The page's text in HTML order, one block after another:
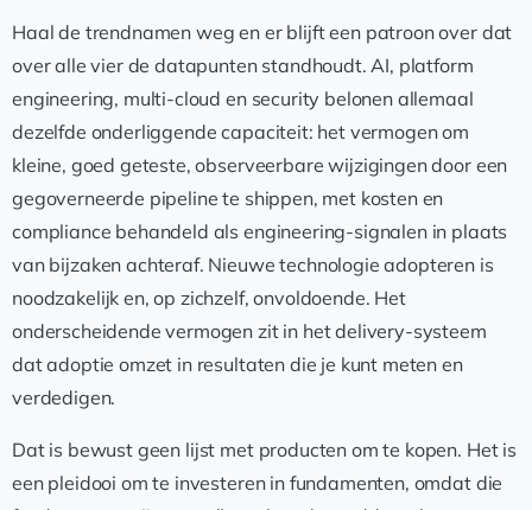
Haal de trendnamen weg en er blijft een patroon over dat
over alle vier de datapunten standhoudt. AI, platform
engineering, multi-cloud en security belonen allemaal
dezelfde onderliggende capaciteit: het vermogen om
kleine, goed geteste, observeerbare wijzigingen door een
gegoverneerde pipeline te shippen, met kosten en
compliance behandeld als engineering-signalen in plaats
van bijzaken achteraf. Nieuwe technologie adopteren is
noodzakelijk en, op zichzelf, onvoldoende. Het
onderscheidende vermogen zit in het delivery-systeem
dat adoptie omzet in resultaten die je kunt meten en
verdedigen.
Dat is bewust geen lijst met producten om te kopen. Het is
een pleidooi om te investeren in fundamenten, omdat die